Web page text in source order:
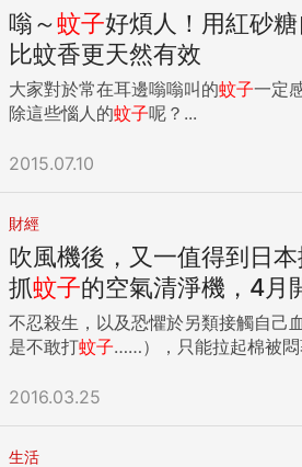
嗡～蚊子好煩人！用紅砂糖
比蚊香更天然有效
大家對於常在耳邊嗡嗡叫的蚊子一定
除這些惱人的蚊子呢？...
2015.07.10
財經
吹風機後，又一值得到日
抓蚊子的空氣清淨機，4月
不忍殺生，以及恐懼於另類接觸自己
是不敢打蚊子……），只能拉起棉被悶
2016.03.25
生活